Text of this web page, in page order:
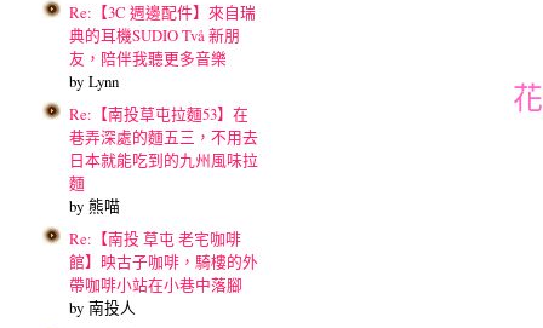
Re:【3C 週邊配件】來自瑞
典的耳機SUDIO Två 新朋
友，陪伴我聽更多音樂
by Lynn
Re:【南投草屯拉麵53】在
巷弄深處的麵五三，不用去
日本就能吃到的九州風味拉
麵
by 熊喵
Re:【南投 草屯 老宅咖啡
館】映古子咖啡，騎樓的外
帶咖啡小站在小巷中落腳
by 南投人